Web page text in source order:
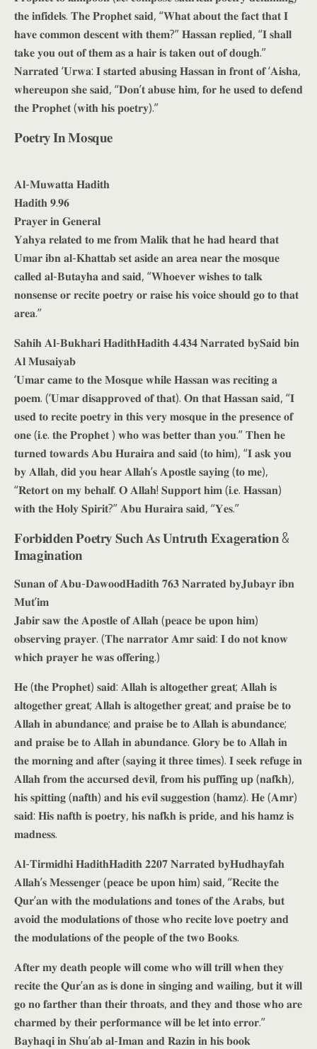
𝐭𝐡𝐞 𝐢𝐧𝐟𝐢𝐝𝐞𝐥𝐬. 𝐓𝐡𝐞 𝐏𝐫𝐨𝐩𝐡𝐞𝐭 𝐬𝐚𝐢𝐝, “𝐖𝐡𝐚𝐭 𝐚𝐛𝐨𝐮𝐭 𝐭𝐡𝐞 𝐟𝐚𝐜𝐭 𝐭𝐡𝐚𝐭 𝐈
𝐡𝐚𝐯𝐞 𝐜𝐨𝐦𝐦𝐨𝐧 𝐝𝐞𝐬𝐜𝐞𝐧𝐭 𝐰𝐢𝐭𝐡 𝐭𝐡𝐞𝐦?” 𝐇𝐚𝐬𝐬𝐚𝐧 𝐫𝐞𝐩𝐥𝐢𝐞𝐝, “𝐈 𝐬𝐡𝐚𝐥𝐥
𝐭𝐚𝐤𝐞 𝐲𝐨𝐮 𝐨𝐮𝐭 𝐨𝐟 𝐭𝐡𝐞𝐦 𝐚𝐬 𝐚 𝐡𝐚𝐢𝐫 𝐢𝐬 𝐭𝐚𝐤𝐞𝐧 𝐨𝐮𝐭 𝐨𝐟 𝐝𝐨𝐮𝐠𝐡.”
𝐍𝐚𝐫𝐫𝐚𝐭𝐞𝐝 ‘𝐔𝐫𝐰𝐚: 𝐈 𝐬𝐭𝐚𝐫𝐭𝐞𝐝 𝐚𝐛𝐮𝐬𝐢𝐧𝐠 𝐇𝐚𝐬𝐬𝐚𝐧 𝐢𝐧 𝐟𝐫𝐨𝐧𝐭 𝐨𝐟 ‘𝐀𝐢𝐬𝐡𝐚,
𝐰𝐡𝐞𝐫𝐞𝐮𝐩𝐨𝐧 𝐬𝐡𝐞 𝐬𝐚𝐢𝐝, “𝐃𝐨𝐧’𝐭 𝐚𝐛𝐮𝐬𝐞 𝐡𝐢𝐦, 𝐟𝐨𝐫 𝐡𝐞 𝐮𝐬𝐞𝐝 𝐭𝐨 𝐝𝐞𝐟𝐞𝐧𝐝
𝐭𝐡𝐞 𝐏𝐫𝐨𝐩𝐡𝐞𝐭 (𝐰𝐢𝐭𝐡 𝐡𝐢𝐬 𝐩𝐨𝐞𝐭𝐫𝐲).”
𝐏𝐨𝐞𝐭𝐫𝐲 𝐈𝐧 𝐌𝐨𝐬𝐪𝐮𝐞
𝐀𝐥-𝐌𝐮𝐰𝐚𝐭𝐭𝐚 𝐇𝐚𝐝𝐢𝐭𝐡
𝐇𝐚𝐝𝐢𝐭𝐡 𝟗.𝟗𝟔
𝐏𝐫𝐚𝐲𝐞𝐫 𝐢𝐧 𝐆𝐞𝐧𝐞𝐫𝐚𝐥
𝐘𝐚𝐡𝐲𝐚 𝐫𝐞𝐥𝐚𝐭𝐞𝐝 𝐭𝐨 𝐦𝐞 𝐟𝐫𝐨𝐦 𝐌𝐚𝐥𝐢𝐤 𝐭𝐡𝐚𝐭 𝐡𝐞 𝐡𝐚𝐝 𝐡𝐞𝐚𝐫𝐝 𝐭𝐡𝐚𝐭
𝐔𝐦𝐚𝐫 𝐢𝐛𝐧 𝐚𝐥-𝐊𝐡𝐚𝐭𝐭𝐚𝐛 𝐬𝐞𝐭 𝐚𝐬𝐢𝐝𝐞 𝐚𝐧 𝐚𝐫𝐞𝐚 𝐧𝐞𝐚𝐫 𝐭𝐡𝐞 𝐦𝐨𝐬𝐪𝐮𝐞
𝐜𝐚𝐥𝐥𝐞𝐝 𝐚𝐥-𝐁𝐮𝐭𝐚𝐲𝐡𝐚 𝐚𝐧𝐝 𝐬𝐚𝐢𝐝, “𝐖𝐡𝐨𝐞𝐯𝐞𝐫 𝐰𝐢𝐬𝐡𝐞𝐬 𝐭𝐨 𝐭𝐚𝐥𝐤
𝐧𝐨𝐧𝐬𝐞𝐧𝐬𝐞 𝐨𝐫 𝐫𝐞𝐜𝐢𝐭𝐞 𝐩𝐨𝐞𝐭𝐫𝐲 𝐨𝐫 𝐫𝐚𝐢𝐬𝐞 𝐡𝐢𝐬 𝐯𝐨𝐢𝐜𝐞 𝐬𝐡𝐨𝐮𝐥𝐝 𝐠𝐨 𝐭𝐨 𝐭𝐡𝐚𝐭
𝐚𝐫𝐞𝐚.”
𝐒𝐚𝐡𝐢𝐡 𝐀𝐥-𝐁𝐮𝐤𝐡𝐚𝐫𝐢 𝐇𝐚𝐝𝐢𝐭𝐡𝐇𝐚𝐝𝐢𝐭𝐡 𝟒.𝟒𝟑𝟒 𝐍𝐚𝐫𝐫𝐚𝐭𝐞𝐝 𝐛𝐲𝐒𝐚𝐢𝐝 𝐛𝐢𝐧
𝐀𝐥 𝐌𝐮𝐬𝐚𝐢𝐲𝐚𝐛
‘𝐔𝐦𝐚𝐫 𝐜𝐚𝐦𝐞 𝐭𝐨 𝐭𝐡𝐞 𝐌𝐨𝐬𝐪𝐮𝐞 𝐰𝐡𝐢𝐥𝐞 𝐇𝐚𝐬𝐬𝐚𝐧 𝐰𝐚𝐬 𝐫𝐞𝐜𝐢𝐭𝐢𝐧𝐠 𝐚
𝐩𝐨𝐞𝐦. (‘𝐔𝐦𝐚𝐫 𝐝𝐢𝐬𝐚𝐩𝐩𝐫𝐨𝐯𝐞𝐝 𝐨𝐟 𝐭𝐡𝐚𝐭). 𝐎𝐧 𝐭𝐡𝐚𝐭 𝐇𝐚𝐬𝐬𝐚𝐧 𝐬𝐚𝐢𝐝, “𝐈
𝐮𝐬𝐞𝐝 𝐭𝐨 𝐫𝐞𝐜𝐢𝐭𝐞 𝐩𝐨𝐞𝐭𝐫𝐲 𝐢𝐧 𝐭𝐡𝐢𝐬 𝐯𝐞𝐫𝐲 𝐦𝐨𝐬𝐪𝐮𝐞 𝐢𝐧 𝐭𝐡𝐞 𝐩𝐫𝐞𝐬𝐞𝐧𝐜𝐞 𝐨𝐟
𝐨𝐧𝐞 (𝐢.𝐞. 𝐭𝐡𝐞 𝐏𝐫𝐨𝐩𝐡𝐞𝐭 ) 𝐰𝐡𝐨 𝐰𝐚𝐬 𝐛𝐞𝐭𝐭𝐞𝐫 𝐭𝐡𝐚𝐧 𝐲𝐨𝐮.” 𝐓𝐡𝐞𝐧 𝐡𝐞
𝐭𝐮𝐫𝐧𝐞𝐝 𝐭𝐨𝐰𝐚𝐫𝐝𝐬 𝐀𝐛𝐮 𝐇𝐮𝐫𝐚𝐢𝐫𝐚 𝐚𝐧𝐝 𝐬𝐚𝐢𝐝 (𝐭𝐨 𝐡𝐢𝐦), “𝐈 𝐚𝐬𝐤 𝐲𝐨𝐮
𝐛𝐲 𝐀𝐥𝐥𝐚𝐡, 𝐝𝐢𝐝 𝐲𝐨𝐮 𝐡𝐞𝐚𝐫 𝐀𝐥𝐥𝐚𝐡’𝐬 𝐀𝐩𝐨𝐬𝐭𝐥𝐞 𝐬𝐚𝐲𝐢𝐧𝐠 (𝐭𝐨 𝐦𝐞),
“𝐑𝐞𝐭𝐨𝐫𝐭 𝐨𝐧 𝐦𝐲 𝐛𝐞𝐡𝐚𝐥𝐟. 𝐎 𝐀𝐥𝐥𝐚𝐡! 𝐒𝐮𝐩𝐩𝐨𝐫𝐭 𝐡𝐢𝐦 (𝐢.𝐞. 𝐇𝐚𝐬𝐬𝐚𝐧)
𝐰𝐢𝐭𝐡 𝐭𝐡𝐞 𝐇𝐨𝐥𝐲 𝐒𝐩𝐢𝐫𝐢𝐭?” 𝐀𝐛𝐮 𝐇𝐮𝐫𝐚𝐢𝐫𝐚 𝐬𝐚𝐢𝐝, “𝐘𝐞𝐬.”
𝐅𝐨𝐫𝐛𝐢𝐝𝐝𝐞𝐧 𝐏𝐨𝐞𝐭𝐫𝐲 𝐒𝐮𝐜𝐡 𝐀𝐬 𝐔𝐧𝐭𝐫𝐮𝐭𝐡 𝐄𝐱𝐚𝐠𝐞𝐫𝐚𝐭𝐢𝐨𝐧 &
𝐈𝐦𝐚𝐠𝐢𝐧𝐚𝐭𝐢𝐨𝐧
𝐒𝐮𝐧𝐚𝐧 𝐨𝐟 𝐀𝐛𝐮-𝐃𝐚𝐰𝐨𝐨𝐝𝐇𝐚𝐝𝐢𝐭𝐡 𝟕𝟔𝟑 𝐍𝐚𝐫𝐫𝐚𝐭𝐞𝐝 𝐛𝐲𝐉𝐮𝐛𝐚𝐲𝐫 𝐢𝐛𝐧
𝐌𝐮𝐭’𝐢𝐦
𝐉𝐚𝐛𝐢𝐫 𝐬𝐚𝐰 𝐭𝐡𝐞 𝐀𝐩𝐨𝐬𝐭𝐥𝐞 𝐨𝐟 𝐀𝐥𝐥𝐚𝐡 (𝐩𝐞𝐚𝐜𝐞 𝐛𝐞 𝐮𝐩𝐨𝐧 𝐡𝐢𝐦)
𝐨𝐛𝐬𝐞𝐫𝐯𝐢𝐧𝐠 𝐩𝐫𝐚𝐲𝐞𝐫. (𝐓𝐡𝐞 𝐧𝐚𝐫𝐫𝐚𝐭𝐨𝐫 𝐀𝐦𝐫 𝐬𝐚𝐢𝐝: 𝐈 𝐝𝐨 𝐧𝐨𝐭 𝐤𝐧𝐨𝐰
𝐰𝐡𝐢𝐜𝐡 𝐩𝐫𝐚𝐲𝐞𝐫 𝐡𝐞 𝐰𝐚𝐬 𝐨𝐟𝐟𝐞𝐫𝐢𝐧𝐠.)
𝐇𝐞 (𝐭𝐡𝐞 𝐏𝐫𝐨𝐩𝐡𝐞𝐭) 𝐬𝐚𝐢𝐝: 𝐀𝐥𝐥𝐚𝐡 𝐢𝐬 𝐚𝐥𝐭𝐨𝐠𝐞𝐭𝐡𝐞𝐫 𝐠𝐫𝐞𝐚𝐭; 𝐀𝐥𝐥𝐚𝐡 𝐢𝐬
𝐚𝐥𝐭𝐨𝐠𝐞𝐭𝐡𝐞𝐫 𝐠𝐫𝐞𝐚𝐭; 𝐀𝐥𝐥𝐚𝐡 𝐢𝐬 𝐚𝐥𝐭𝐨𝐠𝐞𝐭𝐡𝐞𝐫 𝐠𝐫𝐞𝐚𝐭; 𝐚𝐧𝐝 𝐩𝐫𝐚𝐢𝐬𝐞 𝐛𝐞 𝐭𝐨
𝐀𝐥𝐥𝐚𝐡 𝐢𝐧 𝐚𝐛𝐮𝐧𝐝𝐚𝐧𝐜𝐞; 𝐚𝐧𝐝 𝐩𝐫𝐚𝐢𝐬𝐞 𝐛𝐞 𝐭𝐨 𝐀𝐥𝐥𝐚𝐡 𝐢𝐬 𝐚𝐛𝐮𝐧𝐝𝐚𝐧𝐜𝐞;
𝐚𝐧𝐝 𝐩𝐫𝐚𝐢𝐬𝐞 𝐛𝐞 𝐭𝐨 𝐀𝐥𝐥𝐚𝐡 𝐢𝐧 𝐚𝐛𝐮𝐧𝐝𝐚𝐧𝐜𝐞. 𝐆𝐥𝐨𝐫𝐲 𝐛𝐞 𝐭𝐨 𝐀𝐥𝐥𝐚𝐡 𝐢𝐧
𝐭𝐡𝐞 𝐦𝐨𝐫𝐧𝐢𝐧𝐠 𝐚𝐧𝐝 𝐚𝐟𝐭𝐞𝐫 (𝐬𝐚𝐲𝐢𝐧𝐠 𝐢𝐭 𝐭𝐡𝐫𝐞𝐞 𝐭𝐢𝐦𝐞𝐬). 𝐈 𝐬𝐞𝐞𝐤 𝐫𝐞𝐟𝐮𝐠𝐞 𝐢𝐧
𝐀𝐥𝐥𝐚𝐡 𝐟𝐫𝐨𝐦 𝐭𝐡𝐞 𝐚𝐜𝐜𝐮𝐫𝐬𝐞𝐝 𝐝𝐞𝐯𝐢𝐥, 𝐟𝐫𝐨𝐦 𝐡𝐢𝐬 𝐩𝐮𝐟𝐟𝐢𝐧𝐠 𝐮𝐩 (𝐧𝐚𝐟𝐤𝐡),
𝐡𝐢𝐬 𝐬𝐩𝐢𝐭𝐭𝐢𝐧𝐠 (𝐧𝐚𝐟𝐭𝐡) 𝐚𝐧𝐝 𝐡𝐢𝐬 𝐞𝐯𝐢𝐥 𝐬𝐮𝐠𝐠𝐞𝐬𝐭𝐢𝐨𝐧 (𝐡𝐚𝐦𝐳). 𝐇𝐞 (𝐀𝐦𝐫)
𝐬𝐚𝐢𝐝: 𝐇𝐢𝐬 𝐧𝐚𝐟𝐭𝐡 𝐢𝐬 𝐩𝐨𝐞𝐭𝐫𝐲, 𝐡𝐢𝐬 𝐧𝐚𝐟𝐤𝐡 𝐢𝐬 𝐩𝐫𝐢𝐝𝐞, 𝐚𝐧𝐝 𝐡𝐢𝐬 𝐡𝐚𝐦𝐳 𝐢𝐬
𝐦𝐚𝐝𝐧𝐞𝐬𝐬.
𝐀𝐥-𝐓𝐢𝐫𝐦𝐢𝐝𝐡𝐢 𝐇𝐚𝐝𝐢𝐭𝐡𝐇𝐚𝐝𝐢𝐭𝐡 𝟐𝟐𝟎𝟕 𝐍𝐚𝐫𝐫𝐚𝐭𝐞𝐝 𝐛𝐲𝐇𝐮𝐝𝐡𝐚𝐲𝐟𝐚𝐡
𝐀𝐥𝐥𝐚𝐡’𝐬 𝐌𝐞𝐬𝐬𝐞𝐧𝐠𝐞𝐫 (𝐩𝐞𝐚𝐜𝐞 𝐛𝐞 𝐮𝐩𝐨𝐧 𝐡𝐢𝐦) 𝐬𝐚𝐢𝐝, “𝐑𝐞𝐜𝐢𝐭𝐞 𝐭𝐡𝐞
𝐐𝐮𝐫’𝐚𝐧 𝐰𝐢𝐭𝐡 𝐭𝐡𝐞 𝐦𝐨𝐝𝐮𝐥𝐚𝐭𝐢𝐨𝐧𝐬 𝐚𝐧𝐝 𝐭𝐨𝐧𝐞𝐬 𝐨𝐟 𝐭𝐡𝐞 𝐀𝐫𝐚𝐛𝐬, 𝐛𝐮𝐭
𝐚𝐯𝐨𝐢𝐝 𝐭𝐡𝐞 𝐦𝐨𝐝𝐮𝐥𝐚𝐭𝐢𝐨𝐧𝐬 𝐨𝐟 𝐭𝐡𝐨𝐬𝐞 𝐰𝐡𝐨 𝐫𝐞𝐜𝐢𝐭𝐞 𝐥𝐨𝐯𝐞 𝐩𝐨𝐞𝐭𝐫𝐲 𝐚𝐧𝐝
𝐭𝐡𝐞 𝐦𝐨𝐝𝐮𝐥𝐚𝐭𝐢𝐨𝐧𝐬 𝐨𝐟 𝐭𝐡𝐞 𝐩𝐞𝐨𝐩𝐥𝐞 𝐨𝐟 𝐭𝐡𝐞 𝐭𝐰𝐨 𝐁𝐨𝐨𝐤𝐬.
𝐀𝐟𝐭𝐞𝐫 𝐦𝐲 𝐝𝐞𝐚𝐭𝐡 𝐩𝐞𝐨𝐩𝐥𝐞 𝐰𝐢𝐥𝐥 𝐜𝐨𝐦𝐞 𝐰𝐡𝐨 𝐰𝐢𝐥𝐥 𝐭𝐫𝐢𝐥𝐥 𝐰𝐡𝐞𝐧 𝐭𝐡𝐞𝐲
𝐫𝐞𝐜𝐢𝐭𝐞 𝐭𝐡𝐞 𝐐𝐮𝐫’𝐚𝐧 𝐚𝐬 𝐢𝐬 𝐝𝐨𝐧𝐞 𝐢𝐧 𝐬𝐢𝐧𝐠𝐢𝐧𝐠 𝐚𝐧𝐝 𝐰𝐚𝐢𝐥𝐢𝐧𝐠, 𝐛𝐮𝐭 𝐢𝐭 𝐰𝐢𝐥𝐥
𝐠𝐨 𝐧𝐨 𝐟𝐚𝐫𝐭𝐡𝐞𝐫 𝐭𝐡𝐚𝐧 𝐭𝐡𝐞𝐢𝐫 𝐭𝐡𝐫𝐨𝐚𝐭𝐬, 𝐚𝐧𝐝 𝐭𝐡𝐞𝐲 𝐚𝐧𝐝 𝐭𝐡𝐨𝐬𝐞 𝐰𝐡𝐨 𝐚𝐫𝐞
𝐜𝐡𝐚𝐫𝐦𝐞𝐝 𝐛𝐲 𝐭𝐡𝐞𝐢𝐫 𝐩𝐞𝐫𝐟𝐨𝐫𝐦𝐚𝐧𝐜𝐞 𝐰𝐢𝐥𝐥 𝐛𝐞 𝐥𝐞𝐭 𝐢𝐧𝐭𝐨 𝐞𝐫𝐫𝐨𝐫.”
𝐁𝐚𝐲𝐡𝐚𝐪𝐢 𝐢𝐧 𝐒𝐡𝐮’𝐚𝐛 𝐚𝐥-𝐈𝐦𝐚𝐧 𝐚𝐧𝐝 𝐑𝐚𝐳𝐢𝐧 𝐢𝐧 𝐡𝐢𝐬 𝐛𝐨𝐨𝐤